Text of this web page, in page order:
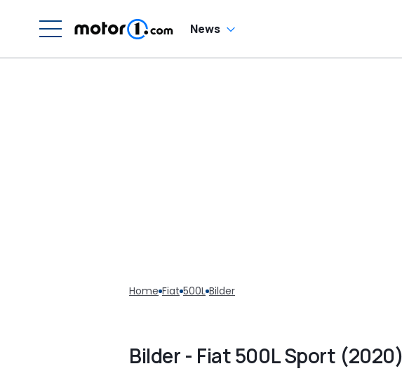
News
Home Fiat 500L Bilder
Bilder - Fiat 500L Sport (2020)